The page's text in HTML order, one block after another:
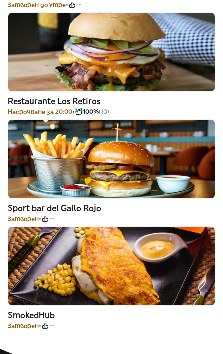
Затворен до утре --
Restaurante Los Retiros
Насрочване за 20:00 100%(10)
Sport bar del Gallo Rojo
Затворен --
SmokedHub
Затворен --